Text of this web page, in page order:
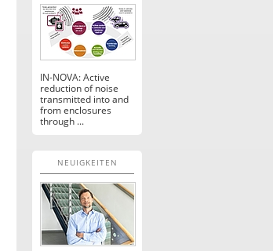
IN-NOVA: Active
reduction of noise
transmitted into and
from enclosures
through ...
NEUIGKEITEN